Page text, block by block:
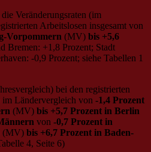
Veränderungsraten (im
Arbeitslosen insgesamt von
Vorpommern (MV) bis +5,6
Bremen: +1,8 Prozent; Stadt
-0,9 Prozent; siehe Tabellen 1
bei den registrierten
im Ländervergleich von -1,4 Prozent
(MV) bis +5,7 Prozent in Berlin
von -0,7 Prozent in
(MV) bis +6,7 Prozent in Baden-
4, Seite 6)